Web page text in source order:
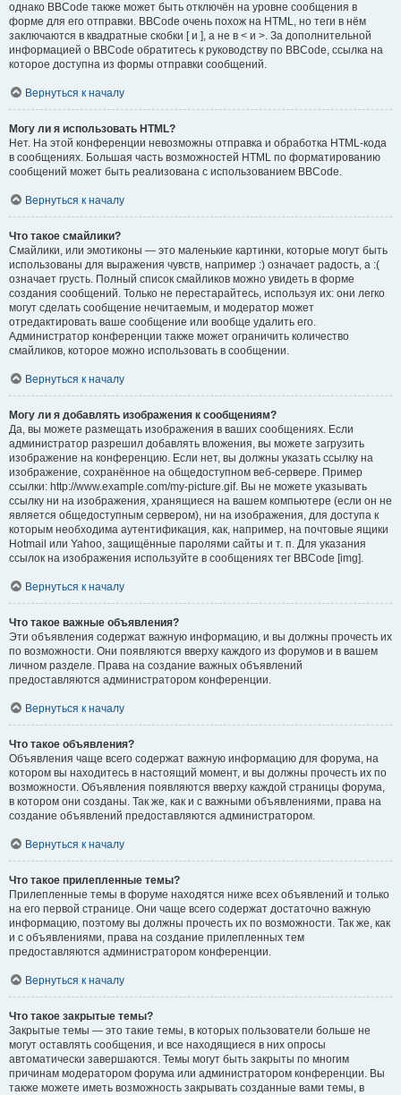
однако BBCode также может быть отключён на уровне сообщения в
форме для его отправки. BBCode очень похож на HTML, но теги в нём
заключаются в квадратные скобки [ и ], а не в < и >. За дополнительной
информацией о BBCode обратитесь к руководству по BBCode, ссылка на
которое доступна из формы отправки сообщений.
Вернуться к началу
Могу ли я использовать HTML?
Нет. На этой конференции невозможны отправка и обработка HTML-кода
в сообщениях. Большая часть возможностей HTML по форматированию
сообщений может быть реализована с использованием BBCode.
Вернуться к началу
Что такое смайлики?
Смайлики, или эмотиконы — это маленькие картинки, которые могут быть
использованы для выражения чувств, например :) означает радость, а :(
означает грусть. Полный список смайликов можно увидеть в форме
создания сообщений. Только не перестарайтесь, используя их: они легко
могут сделать сообщение нечитаемым, и модератор может
отредактировать ваше сообщение или вообще удалить его.
Администратор конференции также может ограничить количество
смайликов, которое можно использовать в сообщении.
Вернуться к началу
Могу ли я добавлять изображения к сообщениям?
Да, вы можете размещать изображения в ваших сообщениях. Если
администратор разрешил добавлять вложения, вы можете загрузить
изображение на конференцию. Если нет, вы должны указать ссылку на
изображение, сохранённое на общедоступном веб-сервере. Пример
ссылки: http://www.example.com/my-picture.gif. Вы не можете указывать
ссылку ни на изображения, хранящиеся на вашем компьютере (если он не
является общедоступным сервером), ни на изображения, для доступа к
которым необходима аутентификация, как, например, на почтовые ящики
Hotmail или Yahoo, защищённые паролями сайты и т. п. Для указания
ссылок на изображения используйте в сообщениях тег BBCode [img].
Вернуться к началу
Что такое важные объявления?
Эти объявления содержат важную информацию, и вы должны прочесть их
по возможности. Они появляются вверху каждого из форумов и в вашем
личном разделе. Права на создание важных объявлений
предоставляются администратором конференции.
Вернуться к началу
Что такое объявления?
Объявления чаще всего содержат важную информацию для форума, на
котором вы находитесь в настоящий момент, и вы должны прочесть их по
возможности. Объявления появляются вверху каждой страницы форума,
в котором они созданы. Так же, как и с важными объявлениями, права на
создание объявлений предоставляются администратором.
Вернуться к началу
Что такое прилепленные темы?
Прилепленные темы в форуме находятся ниже всех объявлений и только
на его первой странице. Они чаще всего содержат достаточно важную
информацию, поэтому вы должны прочесть их по возможности. Так же, как
и с объявлениями, права на создание прилепленных тем
предоставляются администратором конференции.
Вернуться к началу
Что такое закрытые темы?
Закрытые темы — это такие темы, в которых пользователи больше не
могут оставлять сообщения, и все находящиеся в них опросы
автоматически завершаются. Темы могут быть закрыты по многим
причинам модератором форума или администратором конференции. Вы
также можете иметь возможность закрывать созданные вами темы, в